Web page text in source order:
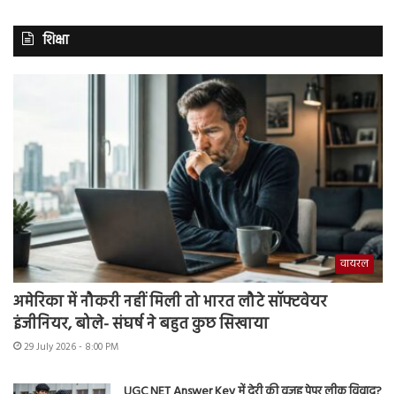
शिक्षा
वायरल
अमेरिका में नौकरी नहीं मिली तो भारत लौटे सॉफ्टवेयर
इंजीनियर, बोले- संघर्ष ने बहुत कुछ सिखाया
29 July 2026 - 8:00 PM